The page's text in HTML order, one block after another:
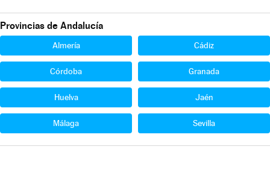
Provincias de Andalucía
Almería Cádiz
Córdoba Granada
Huelva Jaén
Málaga Sevilla